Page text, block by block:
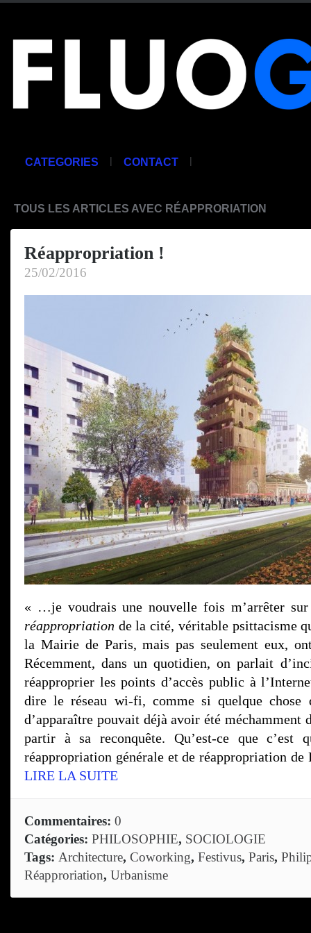
CATEGORIES | CONTACT |
TOUS LES ARTICLES AVEC RÉAPPRORIATION
Réappropriation !
25/02/2016
« …je voudrais une nouvelle fois m’arrêter
réappropriation de la cité, véritable psittacisme
la Mairie de Paris, mais pas seulement eux,
Récemment, dans un quotidien, on parlait
réapproprier les points d’accès public à
dire le réseau wi-fi, comme si quelque chose
d’apparaître pouvait déjà avoir été méchamment
partir à sa reconquête. Qu’est-ce que c’est
réappropriation générale et de réappropriation
LIRE LA SUITE
Commentaires: 0
Catégories: PHILOSOPHIE, SOCIOLOGIE
Tags: Architecture, Coworking, Festivus, Paris,
Réapproriation, Urbanisme